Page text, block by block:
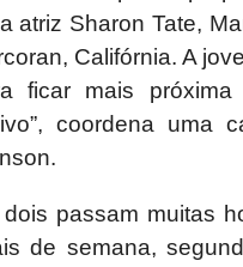
atriz Sharon Tate,
Califórnia. A
ficar mais
coordena uma
dois passam muitas
de semana,